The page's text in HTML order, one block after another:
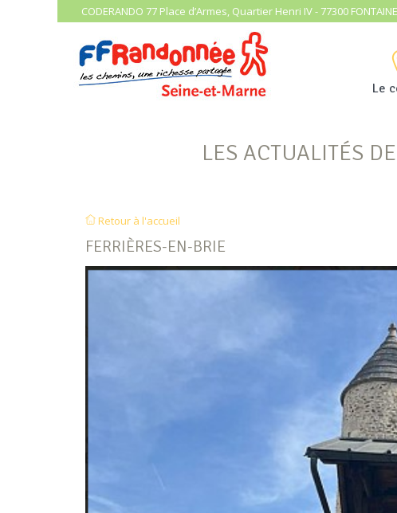
CODERANDO 77 Place d’Armes, Quartier Henri IV - 77300
Le
LES ACTUALITÉS
Retour à l'accueil
FERRIÈRES-EN-BRIE